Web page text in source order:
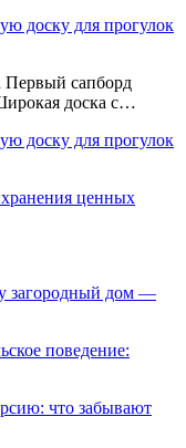
доску для прогулок
Первый сапборд
доска с…
доску для прогулок
хранения ценных
загородный дом —
поведение:
что забывают